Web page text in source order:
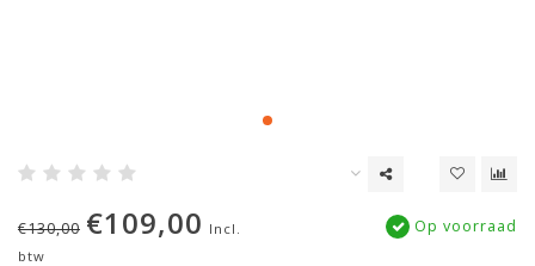
€130,00 €109,00 Incl.
btw
Op voorraad